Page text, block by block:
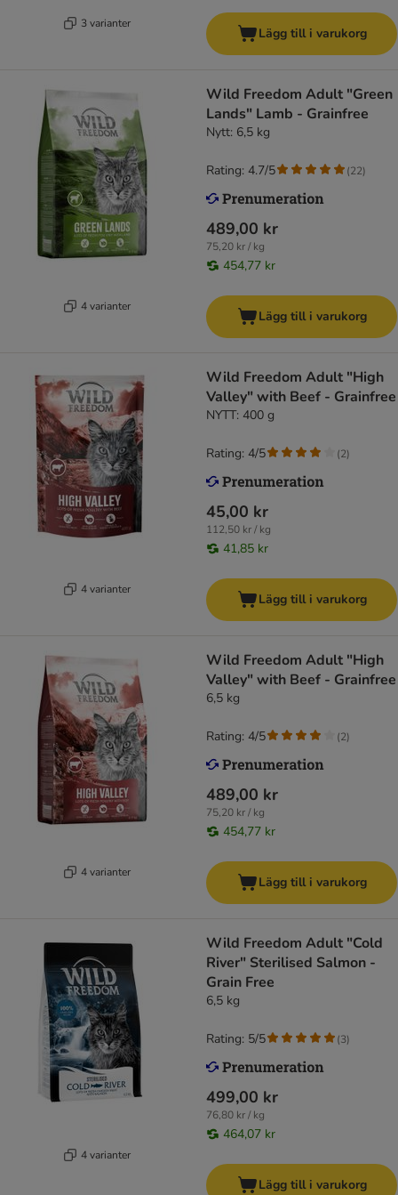
3 varianter
Lägg till i varukorg
4 varianter
Wild Freedom Adult "Green
Lands" Lamb - Grainfree
Nytt: 6,5 kg
489,00 kr
75,20 kr / kg
454,77 kr
Rating: 4.7/5 (22)
Lägg till i varukorg
4 varianter
Wild Freedom Adult "High
Valley" with Beef - Grainfree
NYTT: 400 g
45,00 kr
112,50 kr / kg
41,85 kr
Rating: 4/5 (2)
Lägg till i varukorg
4 varianter
Wild Freedom Adult "High
Valley" with Beef - Grainfree
6,5 kg
489,00 kr
75,20 kr / kg
454,77 kr
Rating: 4/5 (2)
Lägg till i varukorg
4 varianter
Wild Freedom Adult "Cold
River" Sterilised Salmon -
Grain Free
6,5 kg
499,00 kr
76,80 kr / kg
464,07 kr
Rating: 5/5 (3)
Lägg till i varukorg